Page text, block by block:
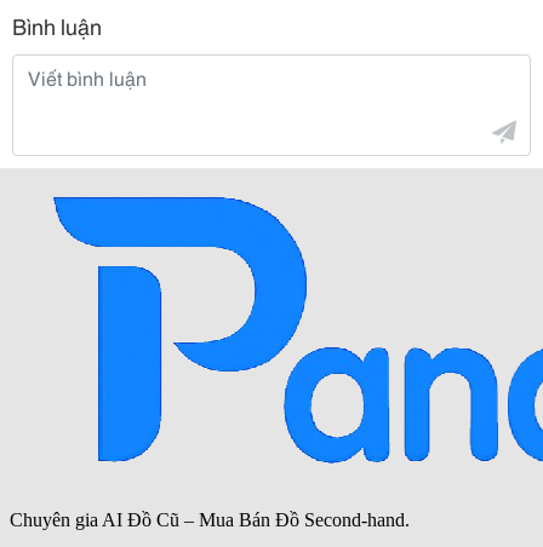
Bình luận